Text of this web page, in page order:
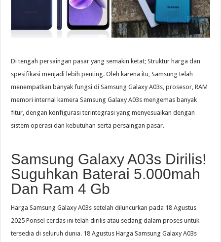
Di tengah persaingan pasar yang semakin ketat; Struktur harga dan
spesifikasi menjadi lebih penting. Oleh karena itu, Samsung telah
menempatkan banyak fungsi di Samsung Galaxy A03s, prosesor, RAM
memori internal kamera Samsung Galaxy A03s mengemas banyak
fitur, dengan konfigurasi terintegrasi yang menyesuaikan dengan
sistem operasi dan kebutuhan serta persaingan pasar.
Samsung Galaxy A03s Dirilis!
Suguhkan Baterai 5.000mah
Dan Ram 4 Gb
Harga Samsung Galaxy A03s setelah diluncurkan pada 18 Agustus
2025 Ponsel cerdas ini telah dirilis atau sedang dalam proses untuk
tersedia di seluruh dunia. 18 Agustus Harga Samsung Galaxy A03s